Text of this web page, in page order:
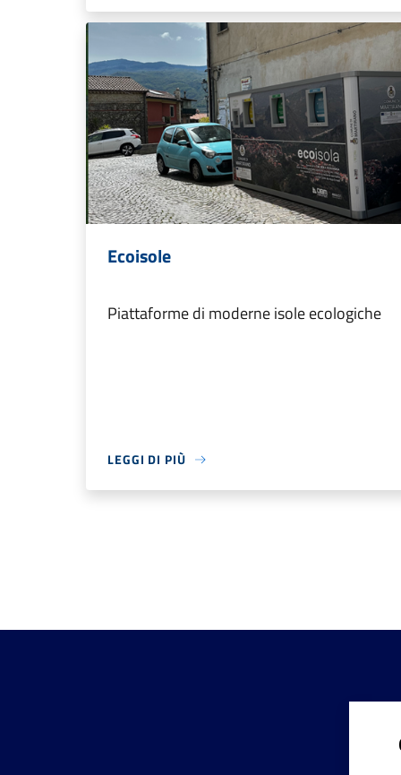
Ecoisole
Piattaforme di moderne isole ecologiche
LEGGI DI PIÙ